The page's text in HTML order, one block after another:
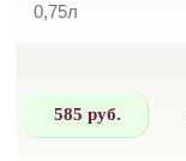
0,75л
585 руб.